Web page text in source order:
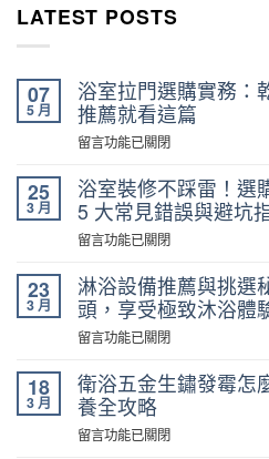
LATEST POSTS
07
5 月
浴室拉門選購實務：
推薦就看這篇
在
室
拉
門
選
實
務：
乾
分
離
施
工
留言功能已關閉
25
3 月
浴室裝修不踩雷！選
5 大常見錯誤與避坑
在
室
裝
修
不
雷！
選
購
留言功能已關閉
23
3 月
淋浴設備推薦與挑選
頭，享受極致沐浴體
在
浴
設
備
推
留言功能已關閉
18
3 月
衛浴五金生鏽發霉怎
養全攻略
在
留言功能已關閉